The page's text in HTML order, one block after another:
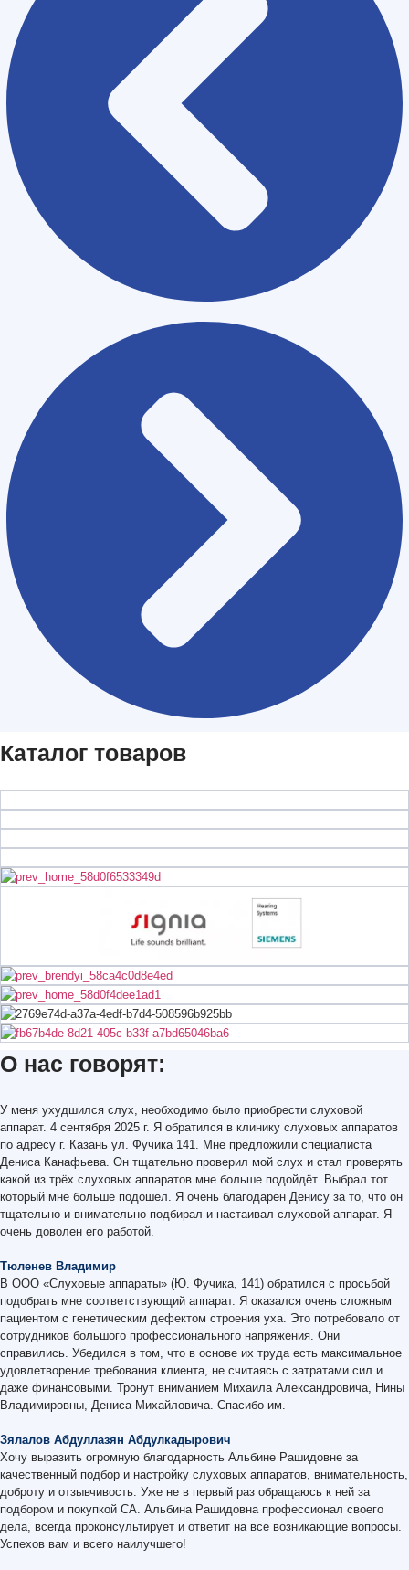
Каталог товаров
О нас говорят:
У меня ухудшился слух, необходимо было приобрести слуховой
аппарат. 4 сентября 2025 г. Я обратился в клинику слуховых аппаратов
по адресу г. Казань ул. Фучика 141. Мне предложили специалиста
Дениса Канафьева. Он тщательно проверил мой слух и стал проверять
какой из трёх слуховых аппаратов мне больше подойдёт. Выбрал тот
который мне больше подошел. Я очень благодарен Денису за то, что он
тщательно и внимательно подбирал и настаивал слуховой аппарат. Я
очень доволен его работой.
Тюленев Владимир
В ООО «Слуховые аппараты» (Ю. Фучика, 141) обратился с просьбой
подобрать мне соответствующий аппарат. Я оказался очень сложным
пациентом с генетическим дефектом строения уха. Это потребовало от
сотрудников большого профессионального напряжения. Они
справились. Убедился в том, что в основе их труда есть максимальное
удовлетворение требования клиента, не считаясь с затратами сил и
даже финансовыми. Тронут вниманием Михаила Александровича, Нины
Владимировны, Дениса Михайловича. Спасибо им.
Зялалов Абдуллазян Абдулкадырович
Хочу выразить огромную благодарность Альбине Рашидовне за
качественный подбор и настройку слуховых аппаратов, внимательность,
доброту и отзывчивость. Уже не в первый раз обращаюсь к ней за
подбором и покупкой СА. Альбина Рашидовна профессионал своего
дела, всегда проконсультирует и ответит на все возникающие вопросы.
Успехов вам и всего наилучшего!